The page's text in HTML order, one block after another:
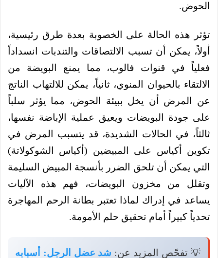
الحوض.
تؤثر هذه الحالة على الخصوبة بعدة طرق رئيسية،
أولاً، يمكن أن تسبب الالتصاقات والتندبات انسداداً
فعلياً في قنوات فالوب، مما يمنع البويضة من
الالتقاء بالحيوان المنوي، ثانياً، يمكن للالتهاب الناتج
عن المرض أن يخل ببيئة الحوض، مما يؤثر سلباً
على جودة البويضات ويعيق عملية الإباضة نفسها،
ثالثاً، في الحالات الشديدة، قد يتسبب المرض في
تكوين أكياس على المبيضين (أكياس الشوكولاتة)
التي يمكن أن تلحق الضرر بأنسجة المبيض السليمة
وتقلل من مخزون البويضات، فهم هذه الآليات
يساعد في إدراك لماذا تعتبر بطانة الرحم المهاجرة
تحدياً كبيراً أمام تحقيق حلم الأمومة.
💡 تفحّص المزيد عن: شد عضل الرجل: أسبابه